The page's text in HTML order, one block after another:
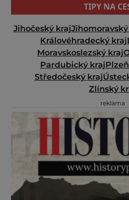
TIPY NA
Jihočeský kraj
Královéhradecký kraj
Moravskoslezský kraj
Pardubický kraj
Středočeský kraj
Zlínský
reklama